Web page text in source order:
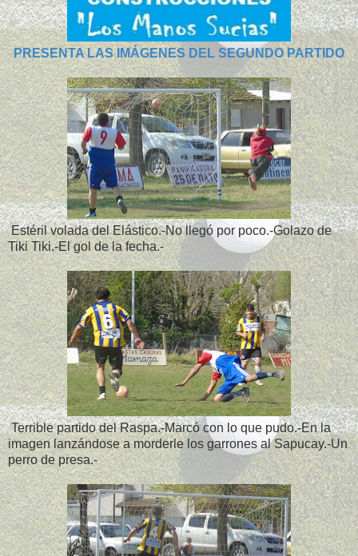
PRESENTA LAS IMÁGENES DEL SEGUNDO PARTIDO
Estéril volada del Elástico.-No llegó por poco.-Golazo de
Tiki Tiki.-El gol de la fecha.-
Terrible partido del Raspa.-Marcó con lo que pudo.-En la
imagen lanzándose a morderle los garrones al Sapucay.-Un
perro de presa.-